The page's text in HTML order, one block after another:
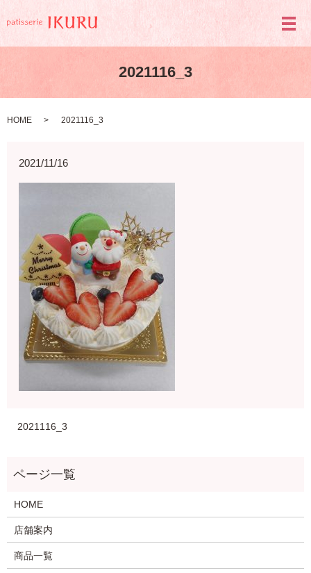
メ
2021116_3
HOME 2021116_3
2021/11/16
2021116_3
HOME
店舗案内
商品一覧